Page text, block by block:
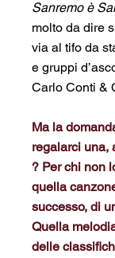
Sanremo è
molto da dire
via al tifo da
e gruppi
Carlo Conti &
Ma la
regalarci una,
? Per chi non
quella
successo, di
Quella
delle